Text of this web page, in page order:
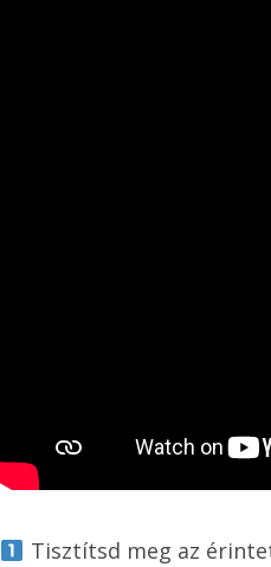
Tisztítsd meg az